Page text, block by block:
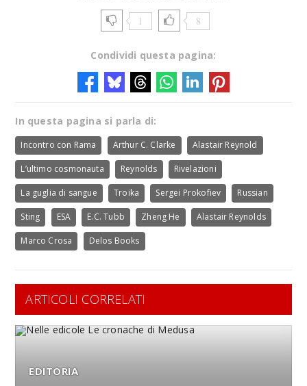
1 8
Condividi questa pagina:
In questa pagina si parla di:
Incontro con Rama Arthur C. Clarke Alastair Reynold
L’ultimo cosmonauta Reynolds Rivelazioni
La guglia di sangue Troika Sergei Prokofiev Russian
Sting ESA E.C. Tubb Zheng He Alastair Reynolds
Marco Crosa Delos Books
ARTICOLI CORRELATI
EDITORIA